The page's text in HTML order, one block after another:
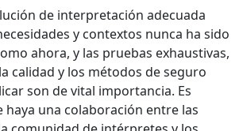
de interpretación adecuada
y contextos nunca ha sido
ahora, y las pruebas exhaustivas,
calidad y los métodos de seguro
son de vital importancia. Es
una colaboración entre las